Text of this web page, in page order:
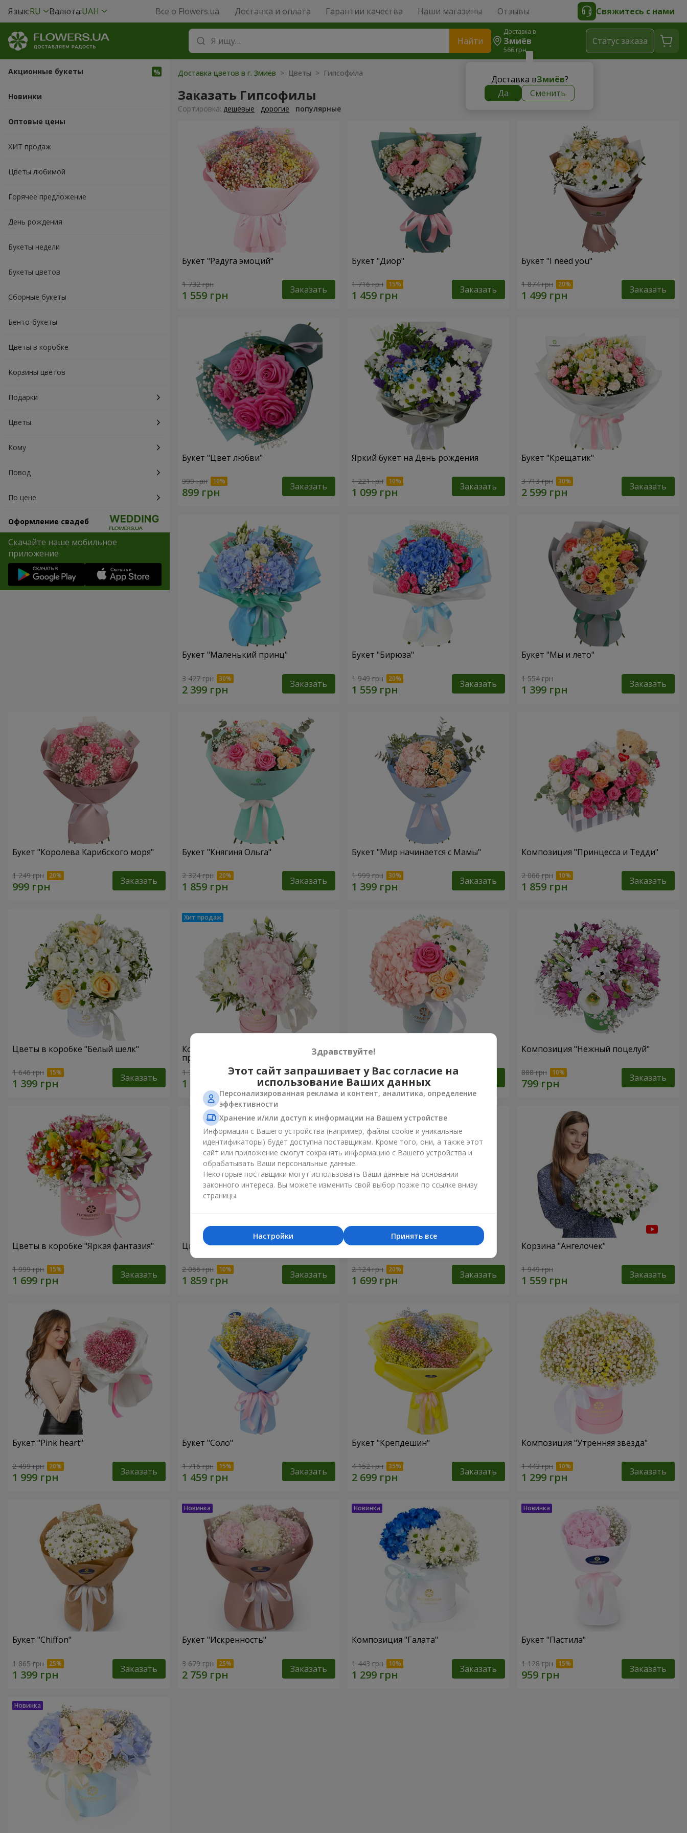
Язык:RU Валюта:UAH Все о Flowers.ua Доставка и оплата Гарантии качества Наши магазины Отзывы Свяжитесь с нами
Найти
Доставка в
Змиёв
566 грн
Доставка вЗмиёв?
Да
Сменить
Cтатус заказа
Акционные букеты
Новинки
Оптовые цены
ХИТ продаж
Цветы любимой
Горячее предложение
День рождения
Букеты недели
Букеты цветов
Сборные букеты
Бенто-букеты
Цветы в коробке
Корзины цветов
Подарки
Цветы
Кому
Повод
По цене
Оформление свадеб
Скачайте наше мобильное
приложение
Доставка цветов в г. Змиёв > Цветы > Гипсофила
Заказать Гипсофилы
Cортировка: дешевые дорогие популярные
Букет "Радуга эмоций"
1 732 грн Заказать
Букет "Диор"
1 716 грн Заказать
Букет "I need you"
1 874 грн Заказать
Букет "Цвет любви"
999 грн Заказать
Яркий букет на День рождения
1 221 грн Заказать
Букет "Крещатик"
3 713 грн Заказать
Букет "Маленький принц"
3 427 грн Заказать
Букет "Бирюза"
1 949 грн Заказать
Букет "Мы и лето"
1 554 грн Заказать
Букет "Королева Карибского моря"
1 249 грн Заказать
Букет "Княгиня Ольга"
2 324 грн Заказать
Букет "Мир начинается с Мамы"
1 999 грн Заказать
Композиция "Принцесса и Тедди"
2 066 грн Заказать
Цветы в коробке "Белый шелк"
1 646 грн Заказать
Композиция "Нежное
прикосновение"
1 777 грн Заказать
Цветы в коробке "Счастья не
избежать"
1 599 грн
Композиция "Нежный поцелуй"
888 грн Заказать
Цветы в коробке "Яркая фантазия"
1 999 грн Заказать
Цветы в коробке "Соломия"
2 066 грн Заказать
Цветы в коробке "Помпадур"
2 124 грн Заказать
Корзина "Ангелочек"
1 949 грн Заказать
Букет "Pink heart"
2 499 грн Заказать
Букет "Соло"
1 716 грн Заказать
Букет "Крепдешин"
4 152 грн Заказать
Композиция "Утренняя звезда"
1 443 грн Заказать
Букет "Chiffon"
1 865 грн Заказать
Букет "Искренность"
3 679 грн Заказать
Композиция "Галата"
1 443 грн Заказать
Букет "Пастила"
1 128 грн Заказать
Здравствуйте!
Этот сайт запрашивает у Вас согласие на
использование Ваших данных
Персонализированная реклама и контент, аналитика, определение
эффективности
Хранение и/или доступ к информации на Вашем устройстве
Информация с Вашего устройства (например, файлы cookie и уникальные
идентификаторы) будет доступна поставщикам. Кроме того, они, а также этот
сайт или приложение смогут сохранять информацию с Вашего устройства и
обрабатывать Ваши персональные данные.
Некоторые поставщики могут использовать Ваши данные на основании
законного интереса. Вы можете изменить свой выбор позже по ссылке внизу
страницы.
Принять все
Настройки